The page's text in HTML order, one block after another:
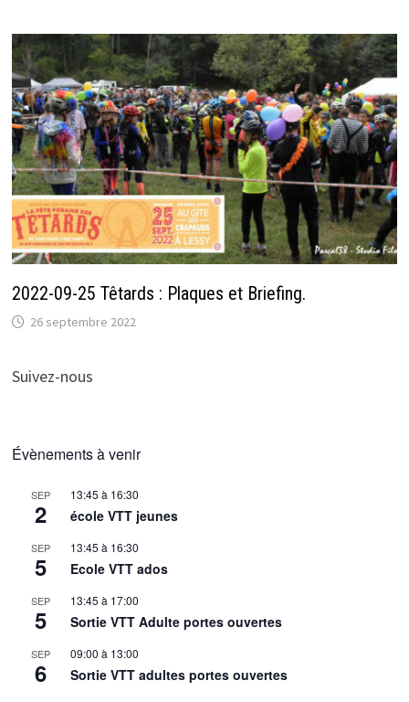
2022-09-25 Têtards : Plaques et Briefing.
26 septembre 2022
Suivez-nous
Évènements à venir
SEP
2
13:45 à 16:30
école VTT jeunes
SEP
5
13:45 à 16:30
Ecole VTT ados
SEP
5
13:45 à 17:00
Sortie VTT Adulte portes ouvertes
SEP
6
09:00 à 13:00
Sortie VTT adultes portes ouvertes